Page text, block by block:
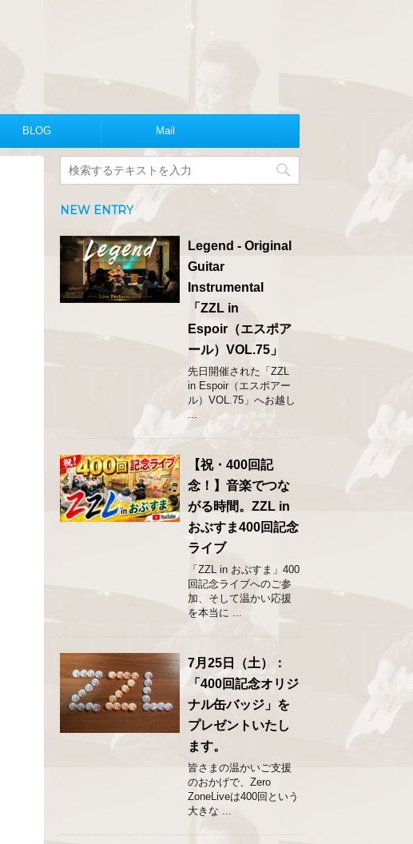
BLOG Mail
NEW ENTRY
Legend - Original
Guitar
Instrumental
「ZZL in
Espoir（エスポア
ール）VOL.75」
先日開催された「ZZL
in Espoir（エスポアー
ル）VOL.75」へお越し
...
【祝・400回記
念！】音楽でつな
がる時間。ZZL in
おぶすま400回記念
ライブ
「ZZL in おぶすま」400
回記念ライブへのご参
加、そして温かい応援
を本当に ...
7月25日（土）：
「400回記念オリジ
ナル缶バッジ」を
プレゼントいたし
ます。
皆さまの温かいご支援
のおかげで、Zero
ZoneLiveは400回という
大きな ...